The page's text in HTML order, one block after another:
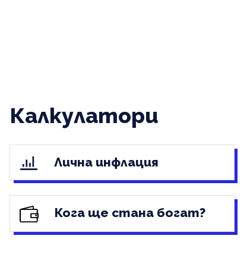
Калкулатори
Лична инфлация
Кога ще стана богат?